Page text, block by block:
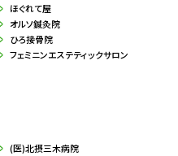
ほぐれて屋
オルソ鍼灸院
ひろ接骨院
フェミニンエステティックサロン
(医)北摂三木病院